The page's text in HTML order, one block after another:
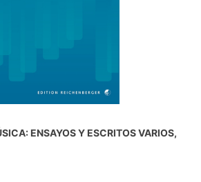
ENSAYOS Y ESCRITOS VARIOS,